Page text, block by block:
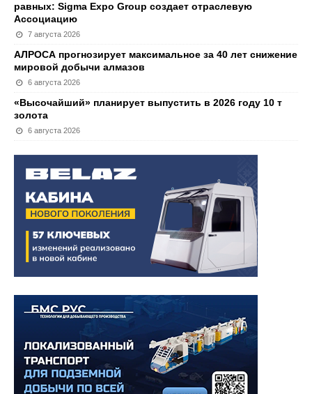
равных: Sigma Expo Group создает отраслевую
Ассоциацию
7 августа 2026
АЛРОСА прогнозирует максимальное за 40 лет снижение
мировой добычи алмазов
6 августа 2026
«Высочайший» планирует выпустить в 2026 году 10 т
золота
6 августа 2026